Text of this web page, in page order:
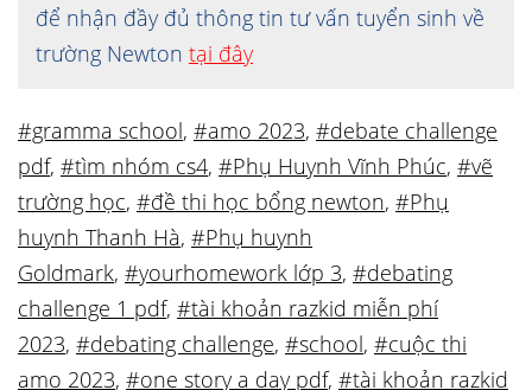
để nhận đầy đủ thông tin tư vấn tuyển sinh về
trường Newton tại đây
#gramma school, #amo 2023, #debate challenge
pdf, #tìm nhóm cs4, #Phụ Huynh Vĩnh Phúc, #vẽ
trường học, #đề thi học bổng newton, #Phụ
huynh Thanh Hà, #Phụ huynh
Goldmark, #yourhomework lớp 3, #debating
challenge 1 pdf, #tài khoản razkid miễn phí
2023, #debating challenge, #school, #cuộc thi
amo 2023, #one story a day pdf, #tài khoản razkid